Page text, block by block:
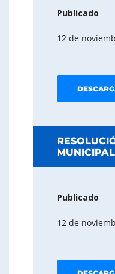
Publicado
12 de
Publicado
12 de